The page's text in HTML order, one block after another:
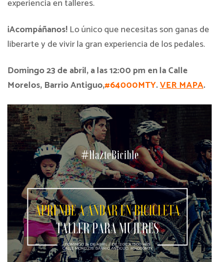
experiencia en talleres.
¡Acompáñanos! Lo único que necesitas son ganas de
liberarte y de vivir la gran experiencia de los pedales.
Domingo 23 de abril, a las 12:00 pm en la Calle
Morelos, BarrioAntiguo,#64000MTY.VER MAPA.